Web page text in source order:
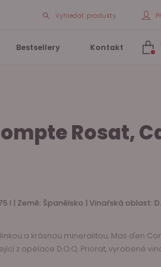
Vyhledat produkty
Bestsellery Kontakt
Rosat,
l | Země: Španělsko | Vinařská oblast:
a krásnou mineralitou. Mas d'en
z apelace D.O.Q. Priorat, vyrobené